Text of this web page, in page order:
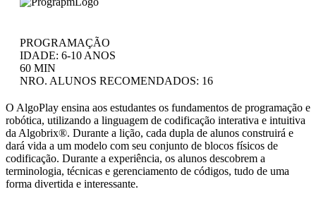
PROGRAMAÇÃO
IDADE: 6-10 ANOS
60 MIN
NRO. ALUNOS RECOMENDADOS: 16
O AlgoPlay ensina aos estudantes os fundamentos de programação e
robótica, utilizando a linguagem de codificação interativa e intuitiva
da Algobrix®. Durante a lição, cada dupla de alunos construirá e
dará vida a um modelo com seu conjunto de blocos físicos de
codificação. Durante a experiência, os alunos descobrem a
terminologia, técnicas e gerenciamento de códigos, tudo de uma
forma divertida e interessante.